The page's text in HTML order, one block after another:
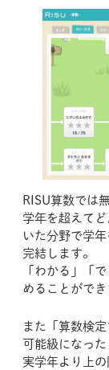
RISU算数では
学年を超えて
いた分野で学
完結します。
「わかる」「
めることができ
また「算数検
可能級になった
実学年より上の